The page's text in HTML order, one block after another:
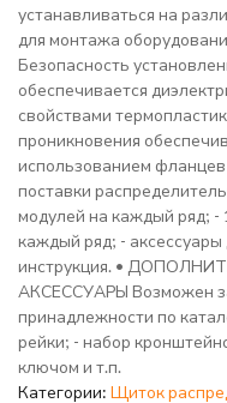
устанавливаться на
для монтажа
Безопасность
обеспечивается
свойствами
проникновения
использованием
поставки
модулей на каждый ряд; -
каждый ряд; -
инструкция. •
АКСЕССУАРЫ Возможен
принадлежности по
рейки; - набор
ключом и т.п.
Категории: Щиток